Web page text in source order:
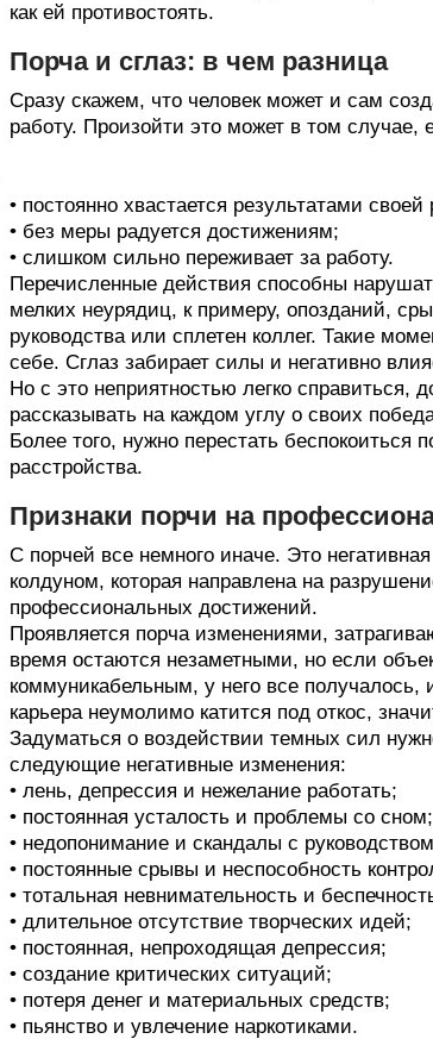
как ей противостоять.
Порча и сглаз: в чем разница
Сразу скажем, что человек может и сам
работу. Произойти это может в том случае,
• постоянно хвастается результатами своей
• без меры радуется достижениям;
• слишком сильно переживает за работу.
Перечисленные действия способны
мелких неурядиц, к примеру, опозданий,
руководства или сплетен коллег. Такие
себе. Сглаз забирает силы и негативно
Но с это неприятностью легко справиться,
рассказывать на каждом углу о своих
Более того, нужно перестать беспокоиться
расстройства.
Признаки порчи на
С порчей все немного иначе. Это
колдуном, которая направлена на
профессиональных достижений.
Проявляется порча изменениями,
время остаются незаметными, но если
коммуникабельным, у него все получалось,
карьера неумолимо катится под откос,
Задуматься о воздействии темных сил
следующие негативные изменения:
• лень, депрессия и нежелание работать;
• постоянная усталость и проблемы со сном;
• недопонимание и скандалы с
• постоянные срывы и неспособность
• тотальная невнимательность и
• длительное отсутствие творческих идей;
• постоянная, непроходящая депрессия;
• создание критических ситуаций;
• потеря денег и материальных средств;
• пьянство и увлечение наркотиками.